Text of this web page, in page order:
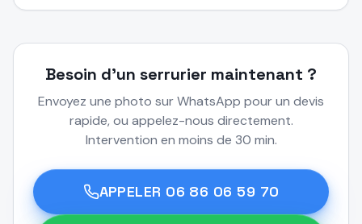
Besoin d'un serrurier maintenant ?
Envoyez une photo sur WhatsApp pour un devis
rapide, ou appelez-nous directement.
Intervention en moins de 30 min.
APPELER 06 86 06 59 70